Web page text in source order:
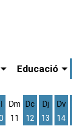
Educació
Dm
11
Dc
12
Dj
13
Dv
14